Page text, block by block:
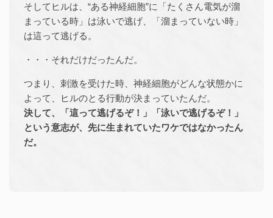
そしてヒルは、“ある神経細胞”に「たくさん電気が溜
まっている時」は泳いで逃げ、「溜まっていない時」
は這って逃げる。
・・・それだけだったんだ。
つまり、刺激を受けた時、神経細胞がどんな状態かに
よって、ヒルのとる行動が決まっていたんだ。
決して、「這って逃げるぞ！」「泳いで逃げるぞ！」
という意志が、先に生まれていたワケではなかったん
だ。